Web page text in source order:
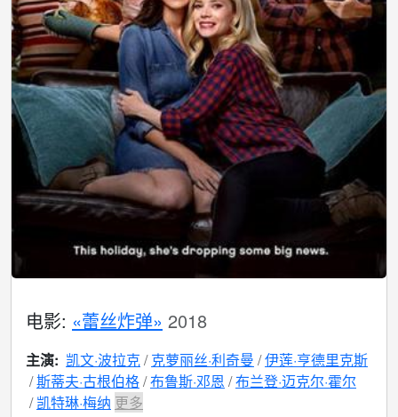
电影: «蕾丝炸弹» 2018
主演: 凯文·波拉克 克萝丽丝·利奇曼 伊莲·亨德里克斯
斯蒂夫·古根伯格 布鲁斯·邓恩 布兰登·迈克尔·霍尔
凯特琳·梅纳 更多